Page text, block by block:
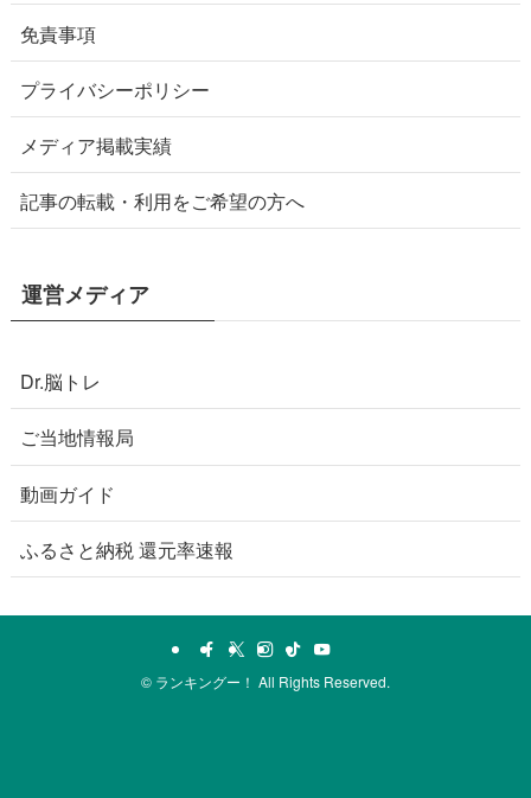
免責事項
プライバシーポリシー
メディア掲載実績
記事の転載・利用をご希望の方へ
運営メディア
Dr.脳トレ
ご当地情報局
動画ガイド
ふるさと納税 還元率速報
© ランキングー！ All Rights Reserved.